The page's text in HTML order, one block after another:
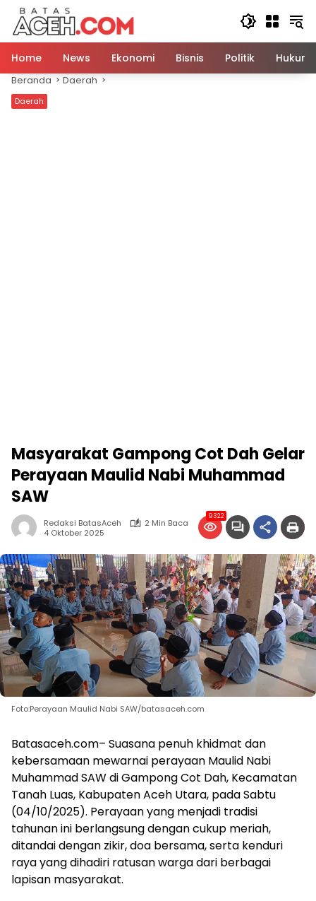
Langsung
konten
Home
News Ekonomi Bisnis Politik Hukum
Beranda Daerah
Daerah
Masyarakat Gampong Cot Dah Gelar
Perayaan Maulid Nabi Muhammad
SAW
Redaksi BatasAceh
2 Min Baca
4 Oktober 2025
9322
Foto:Perayaan Maulid Nabi SAW/batasaceh.com
Batasaceh.com– Suasana penuh khidmat dan
kebersamaan mewarnai perayaan Maulid Nabi
Muhammad SAW di Gampong Cot Dah, Kecamatan
Tanah Luas, Kabupaten Aceh Utara, pada Sabtu
(04/10/2025). Perayaan yang menjadi tradisi
tahunan ini berlangsung dengan cukup meriah,
ditandai dengan zikir, doa bersama, serta kenduri
raya yang dihadiri ratusan warga dari berbagai
lapisan masyarakat.